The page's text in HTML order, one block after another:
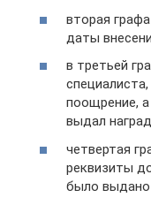
вторая
даты
в третьей
поощрение,
выдал
четвертая
реквизиты
было выдано